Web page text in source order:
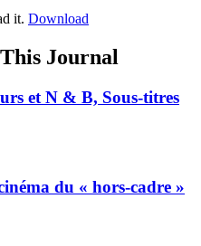
it. Download
Journal
et N & B, Sous-titres
du « hors-cadre »